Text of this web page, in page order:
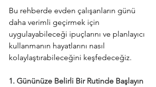
Bu rehberde evden çalışanların günü
daha verimli geçirmek için
uygulayabileceği ipuçlarını ve planlayıcı
kullanmanın hayatlarını nasıl
kolaylaştırabileceğini keşfedeceğiz.
1. Gününüze Belirli Bir Rutinde Başlayın